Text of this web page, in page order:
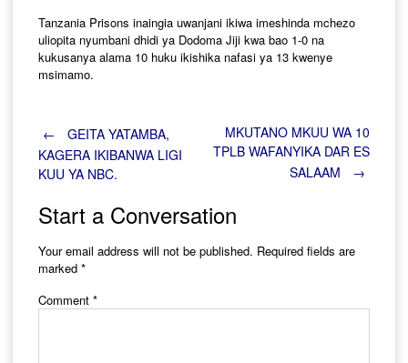
Tanzania Prisons inaingia uwanjani ikiwa imeshinda mchezo
uliopita nyumbani dhidi ya Dodoma Jiji kwa bao 1-0 na
kukusanya alama 10 huku ikishika nafasi ya 13 kwenye
msimamo.
Post
navigation
←
GEITA YATAMBA,
KAGERA IKIBANWA LIGI
KUU YA NBC.
MKUTANO MKUU WA 10
TPLB WAFANYIKA DAR ES
SALAAM
→
Start a Conversation
Your email address will not be published. Required fields are
marked *
Comment *